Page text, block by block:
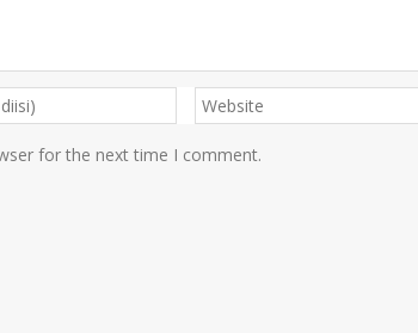
for the next time I comment.